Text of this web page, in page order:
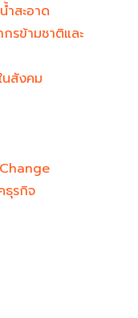
ำสะอาด
รข้ามชาติและ
สังคม
ธุรกิจ